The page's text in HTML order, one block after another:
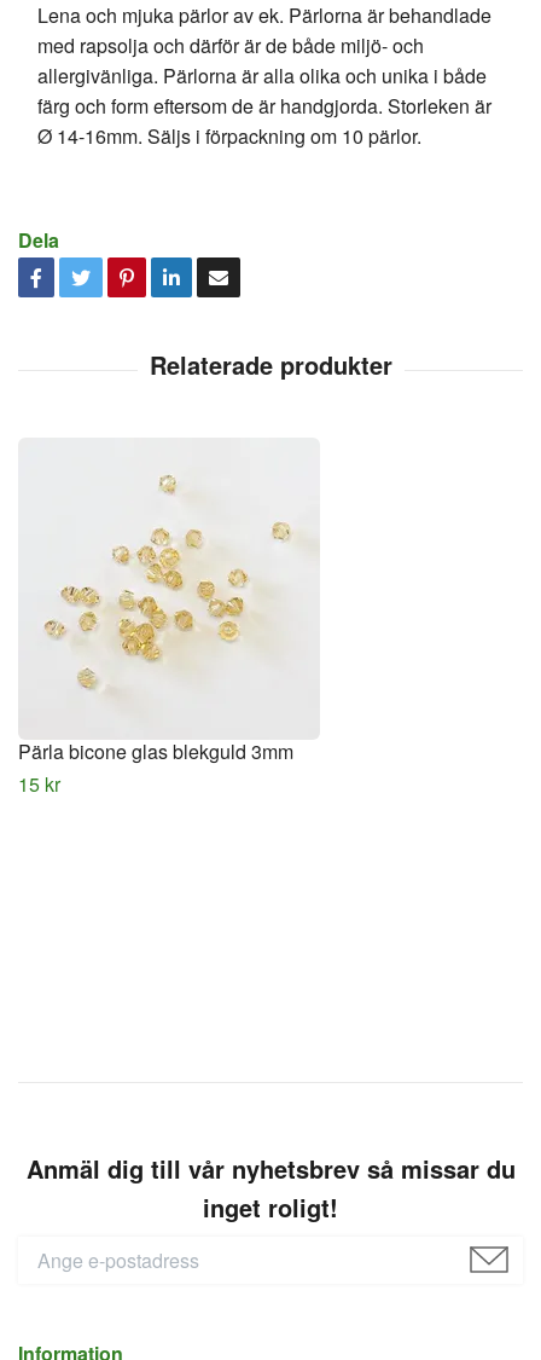
Lena och mjuka pärlor av ek. Pärlorna är behandlade
med rapsolja och därför är de både miljö- och
allergivänliga. Pärlorna är alla olika och unika i både
färg och form eftersom de är handgjorda. Storleken är
Ø 14-16mm. Säljs i förpackning om 10 pärlor.
Dela
Pärla bicone glas blekguld 3mm
15 kr
Anmäl dig till vår nyhetsbrev så missar du
inget roligt!
Information